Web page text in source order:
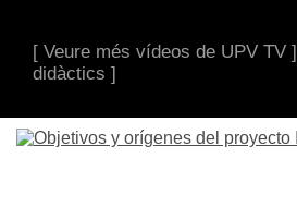
[ Veure més vídeos de UPV TV ]
didàctics ]